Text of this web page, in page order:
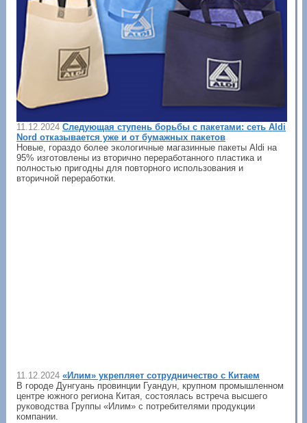
11.12.2024 Следующая ступень борьбы с пакетами: сеть Aldi
Nord отказывается уже и от бумажных пакетов
Новые, гораздо более экологичные магазинные пакеты Aldi на
95% изготовлены из вторично переработанного пластика и
полностью пригодны для повторного использования и
вторичной переработки.
11.12.2024 «Илим» укрепляет сотрудничество с Китаем
В городе Дунгуань провинции Гуандун, крупном промышленном
центре южного региона Китая, состоялась встреча высшего
руководства Группы «Илим» с потребителями продукции
компании.